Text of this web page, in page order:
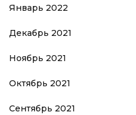
Январь 2022
Декабрь 2021
Ноябрь 2021
Октябрь 2021
Сентябрь 2021